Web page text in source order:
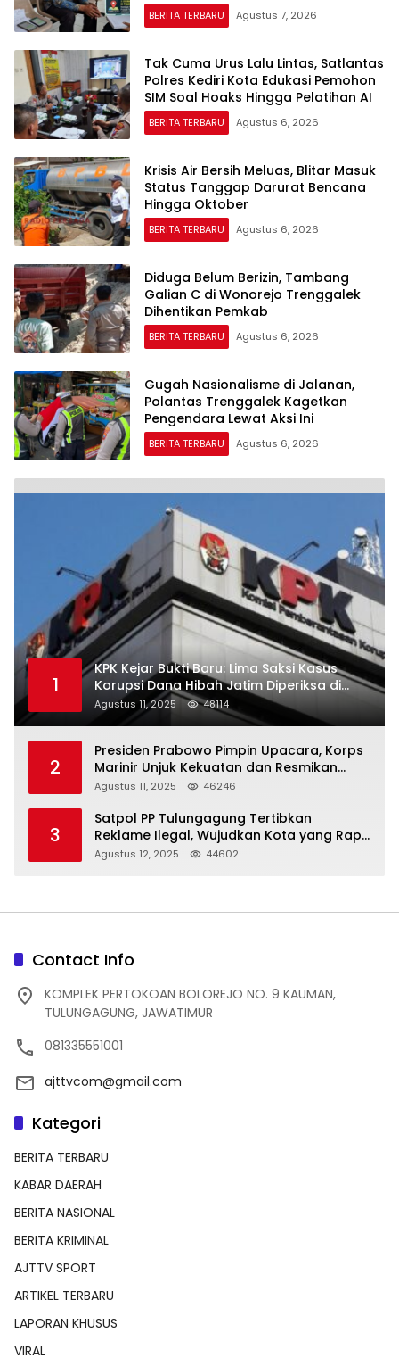
BERITA TERBARU Agustus 7, 2026
Tak Cuma Urus Lalu Lintas, Satlantas
Polres Kediri Kota Edukasi Pemohon
SIM Soal Hoaks Hingga Pelatihan AI
BERITA TERBARU Agustus 6, 2026
Krisis Air Bersih Meluas, Blitar Masuk
Status Tanggap Darurat Bencana
Hingga Oktober
BERITA TERBARU Agustus 6, 2026
Diduga Belum Berizin, Tambang
Galian C di Wonorejo Trenggalek
Dihentikan Pemkab
BERITA TERBARU Agustus 6, 2026
Gugah Nasionalisme di Jalanan,
Polantas Trenggalek Kagetkan
Pengendara Lewat Aksi Ini
BERITA TERBARU Agustus 6, 2026
1
KPK Kejar Bukti Baru: Lima Saksi Kasus
Korupsi Dana Hibah Jatim Diperiksa di
Trenggalek
Agustus 11, 2025 48114
2
Presiden Prabowo Pimpin Upacara, Korps
Marinir Unjuk Kekuatan dan Resmikan
Struktur Baru
Agustus 11, 2025 46246
3
Satpol PP Tulungagung Tertibkan
Reklame Ilegal, Wujudkan Kota yang Rapi
dan Indah
Agustus 12, 2025 44602
Contact Info
KOMPLEK PERTOKOAN BOLOREJO NO. 9 KAUMAN,
TULUNGAGUNG, JAWATIMUR
081335551001
ajttvcom@gmail.com
Kategori
BERITA TERBARU
KABAR DAERAH
BERITA NASIONAL
BERITA KRIMINAL
AJTTV SPORT
ARTIKEL TERBARU
LAPORAN KHUSUS
VIRAL